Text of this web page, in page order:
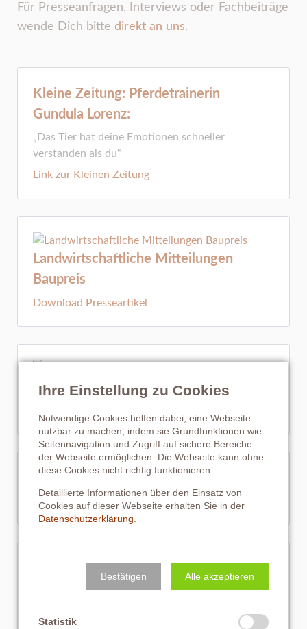
Für Presseanfragen, Interviews oder Fachbeiträge
wende Dich bitte direkt an uns.
Kleine Zeitung: Pferde­trainerin
Gundula Lorenz:
„Das Tier hat deine Emotionen schneller
verstanden als du“
Link zur Kleinen Zeitung
Landwirtschaftliche Mitteilungen
Baupreis
Download Presseartikel
Innovationspreis 2025
WKO: Unternehmerin des Jahres
Link zur WKO Seite
Unternehmerinnen des Jahres 2024
Ihre Einstellung zu Cookies
Notwendige Cookies helfen dabei, eine Webseite
nutzbar zu machen, indem sie Grundfunktionen wie
Seitennavigation und Zugriff auf sichere Bereiche
der Webseite ermöglichen. Die Webseite kann ohne
diese Cookies nicht richtig funktionieren.
Detaillierte Informationen über den Einsatz von
Cookies auf dieser Webseite erhalten Sie in der
Datenschutzerklärung
Bestätigen Alle akzeptieren
Statistik